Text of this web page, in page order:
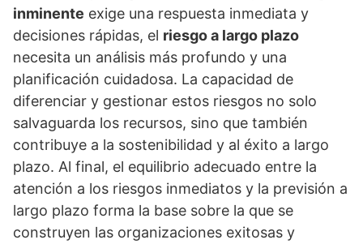
inminente exige una respuesta inmediata y
decisiones rápidas, el riesgo a largo plazo
necesita un análisis más profundo y una
planificación cuidadosa. La capacidad de
diferenciar y gestionar estos riesgos no solo
salvaguarda los recursos, sino que también
contribuye a la sostenibilidad y al éxito a largo
plazo. Al final, el equilibrio adecuado entre la
atención a los riesgos inmediatos y la previsión a
largo plazo forma la base sobre la que se
construyen las organizaciones exitosas y